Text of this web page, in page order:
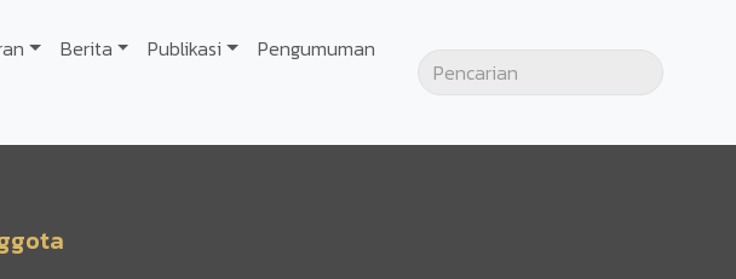
Berita Publikasi
Pengumuman